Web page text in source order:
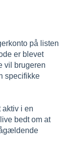
på listen
er blevet
vil brugeren
specifikke
i en
bedt om at